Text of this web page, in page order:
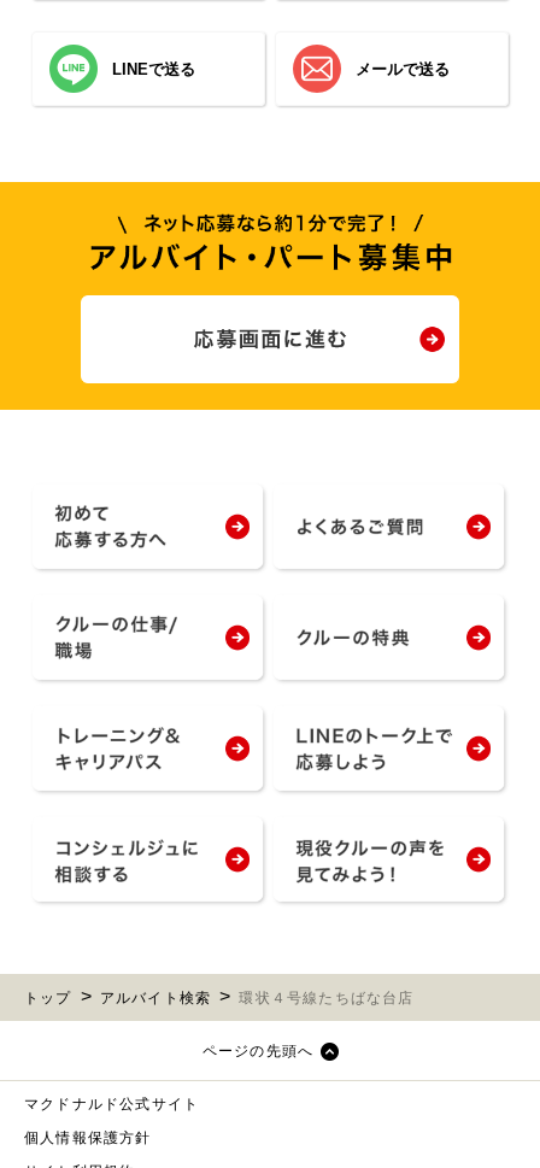
LINEで送る メールで送る
トップ アルバイト検索 環状４号線たちばな台店
ページの先頭へ
マクドナルド公式サイト
個人情報保護方針